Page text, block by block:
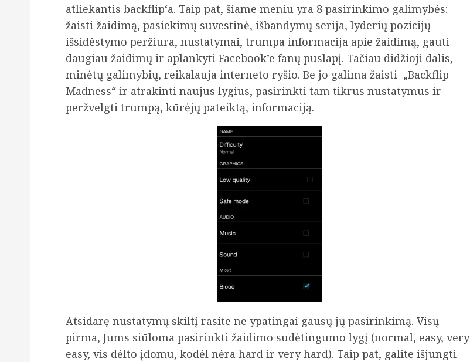
atliekantis backflip‘a. Taip pat, šiame meniu yra 8 pasirinkimo galimybės:
žaisti žaidimą, pasiekimų suvestinė, išbandymų serija, lyderių pozicijų
išsidėstymo peržiūra, nustatymai, trumpa informacija apie žaidimą, gauti
daugiau žaidimų ir aplankyti Facebook’e fanų puslapį. Tačiau didžioji dalis,
minėtų galimybių, reikalauja interneto ryšio. Be jo galima žaisti „Backflip
Madness“ ir atrakinti naujus lygius, pasirinkti tam tikrus nustatymus ir
peržvelgti trumpą, kūrėjų pateiktą, informaciją.
Atsidarę nustatymų skiltį rasite ne ypatingai gausų jų pasirinkimą. Visų
pirma, Jums siūloma pasirinkti žaidimo sudėtingumo lygį (normal, easy, very
easy, vis dėlto įdomu, kodėl nėra hard ir very hard). Taip pat, galite išjungti